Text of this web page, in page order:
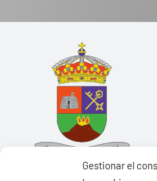
Gestionar el